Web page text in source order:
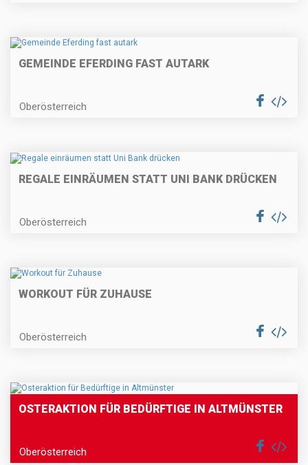
GEMEINDE EFERDING FAST AUTARK
Oberösterreich
REGALE EINRÄUMEN STATT UNI BANK DRÜCKEN
Oberösterreich
WORKOUT FÜR ZUHAUSE
Oberösterreich
OSTERAKTION FÜR BEDÜRFTIGE IN ALTMÜNSTER
Oberösterreich